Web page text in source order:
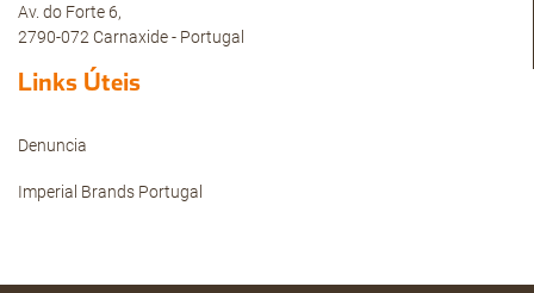
Av. do Forte 6,
2790-072 Carnaxide - Portugal
Links Úteis
Denuncia
Imperial Brands Portugal